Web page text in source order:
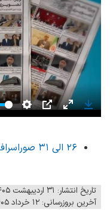
Settings
PIP Enter
۲۶ الی ۳۱ صوراسرافیل
تاریخ انتشار: ۳۱ اردیبهشت ۱۴۰۵ - ۱۰:۴۱
آخرین بروزرسانی: ۱۲ خرداد ۱۴۰۵ - ۱۰:۴۱